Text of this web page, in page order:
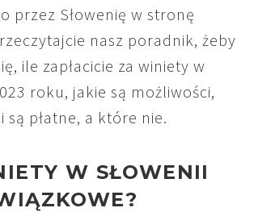
przez Słowenię w stronę
nasz poradnik, żeby
ile zapłacicie za winiety w
roku, jakie są możliwości,
płatne, a które nie.
W SŁOWENII